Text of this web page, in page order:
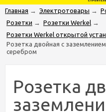
Главная → Электротовары →
Розетки → Розетки Werkel →
Розетки Werkel открытой
Розетка двойная с
серебром
Розетка